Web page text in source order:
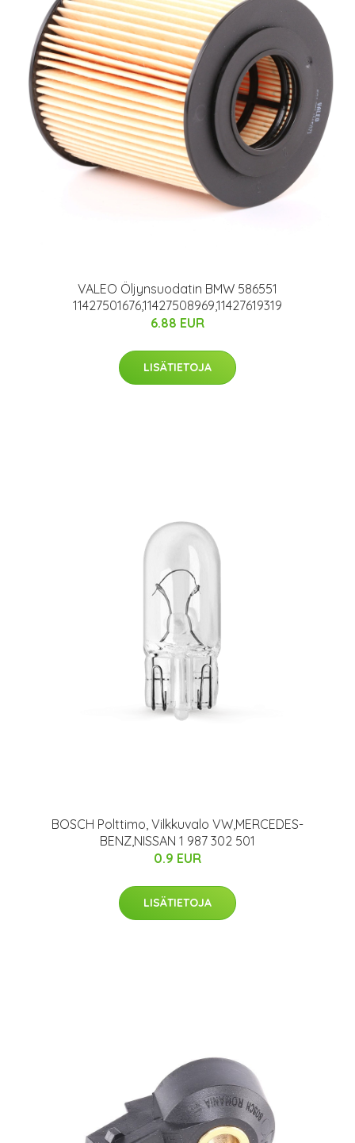
VALEO Öljynsuodatin BMW 586551
11427501676,11427508969,11427619319
6.88 EUR
LISÄTIETOJA
BOSCH Polttimo, Vilkkuvalo VW,MERCEDES-
BENZ,NISSAN 1 987 302 501
0.9 EUR
LISÄTIETOJA